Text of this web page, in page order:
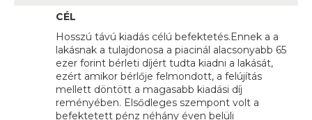
CÉL
Hosszú távú kiadás célú befektetés.Ennek a a
lakásnak a tulajdonosa a piacinál alacsonyabb 65
ezer forint bérleti díjért tudta kiadni a lakását,
ezért amikor bérlője felmondott, a felújítás
mellett döntött a magasabb kiadási díj
reményében. Elsődleges szempont volt a
befektetett pénz néhány éven belüli